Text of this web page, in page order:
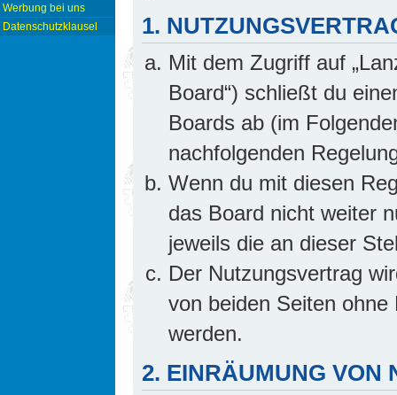
Werbung bei uns
Datenschutzklausel
1.
Mit dem Zugriff auf
Board“) schließt du
Boards ab (im
nachfolgenden
Wenn du mit diesen
das Board nicht weiter
jeweils die an dieser
Der Nutzungsvertrag
von beiden Seiten
werden.
2. EINRÄUMUNG VON